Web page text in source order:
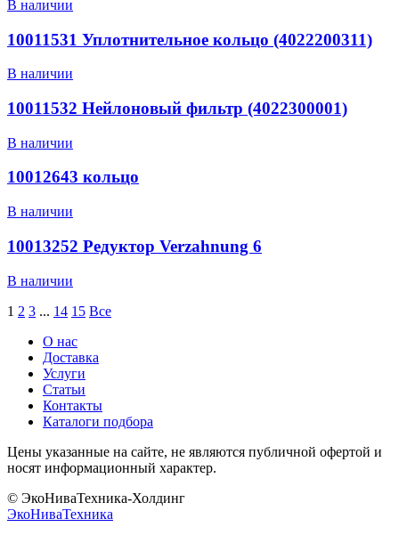
В наличии
10011531 Уплотнительное кольцо (4022200311)
В наличии
10011532 Нейлоновый фильтр (4022300001)
В наличии
10012643 кольцо
В наличии
10013252 Редуктор Verzahnung 6
В наличии
1 2 3 ... 14 15 Все
О нас
Доставка
Услуги
Статьи
Контакты
Каталоги подбора
Цены указанные на сайте, не являются публичной офертой и
носят информационный характер.
© ЭкоНиваТехника-Холдинг
ЭкоНиваТехника